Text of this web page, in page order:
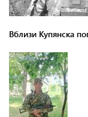
Вблизи Купянска